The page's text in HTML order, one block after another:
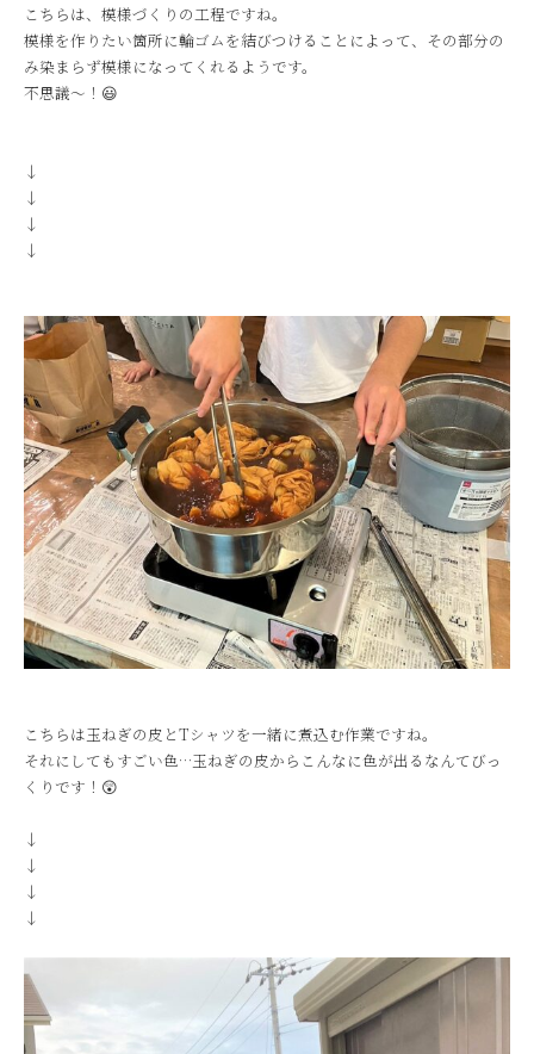
こちらは、模様づくりの工程ですね。
模様を作りたい箇所に輪ゴムを結びつけることによって、その部分の
み染まらず模様になってくれるようです。
不思議～！😃
↓
↓
↓
↓
こちらは玉ねぎの皮とTシャツを一緒に煮込む作業ですね。
それにしてもすごい色…玉ねぎの皮からこんなに色が出るなんてびっ
くりです！😲
↓
↓
↓
↓